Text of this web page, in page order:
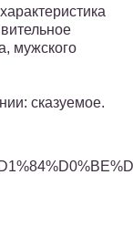
мужского
сказуемое.